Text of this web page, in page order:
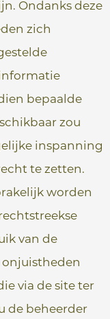
Ondanks deze
zich
bepaalde
zou
inspanning
te zetten.
worden
van de
onjuistheden
via de site ter
de beheerder